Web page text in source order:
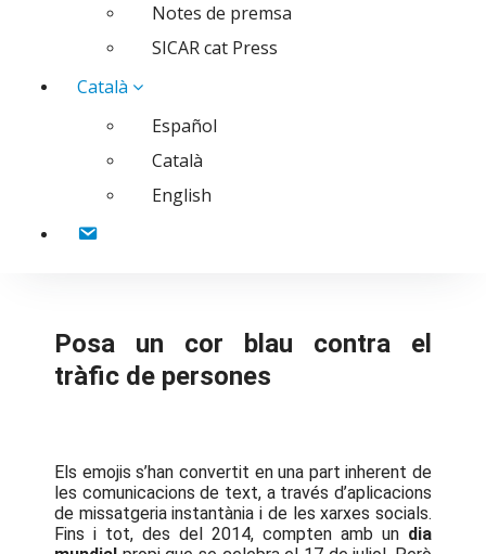
Notes de premsa
SICAR cat Press
Català
Español
Català
English
Contacte
Posa un cor blau contra el
tràfic de persones
Els emojis s’han convertit en una part inherent de
les comunicacions de text, a través d’aplicacions
de missatgeria instantània i de les xarxes socials.
Fins i tot, des del 2014, compten amb un dia